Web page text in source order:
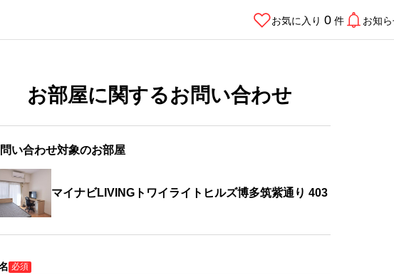
お気に入り 0 件 お知
お部屋に関するお問い合わせ
い合わせ対象のお部屋
マイナビLIVINGトワイライトヒルズ博多筑紫通り 403
必須